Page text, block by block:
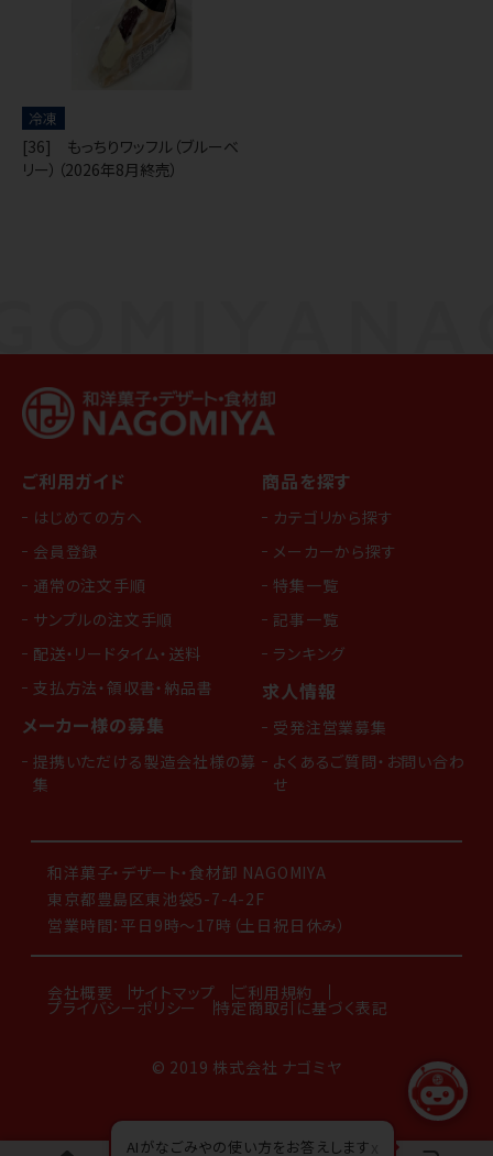
冷凍
[36] もっちりワッフル（ブルーベ
リー）（2026年8月終売）
ご利用ガイド
はじめての方へ
会員登録
通常の注文手順
サンプルの注文手順
配送・リードタイム・送料
支払方法・領収書・納品書
メーカー様の募集
提携いただける製造会社様の募
集
商品を探す
カテゴリから探す
メーカーから探す
特集一覧
記事一覧
ランキング
求人情報
受発注営業募集
よくあるご質問・お問い合わ
せ
和洋菓子・デザート・食材卸 NAGOMIYA
東京都豊島区東池袋5-7-4-2F
営業時間：平日9時～17時（土日祝日休み）
会社概要 サイトマップ ご利用規約
プライバシーポリシー 特定商取引に基づく表記
© 2019 株式会社 ナゴミヤ
AIがなごみやの使い方をお答えします